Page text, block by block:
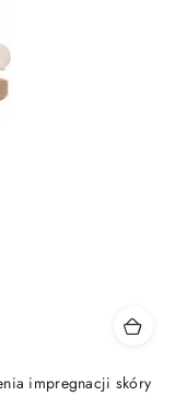
impregnacji skóry